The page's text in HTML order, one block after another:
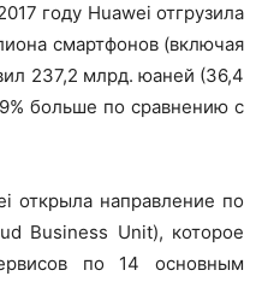
году Huawei отгрузила
смартфонов (включая
237,2 млрд. юаней (36,4
больше по сравнению с
открыла направление по
Business Unit), которое
по 14 основным